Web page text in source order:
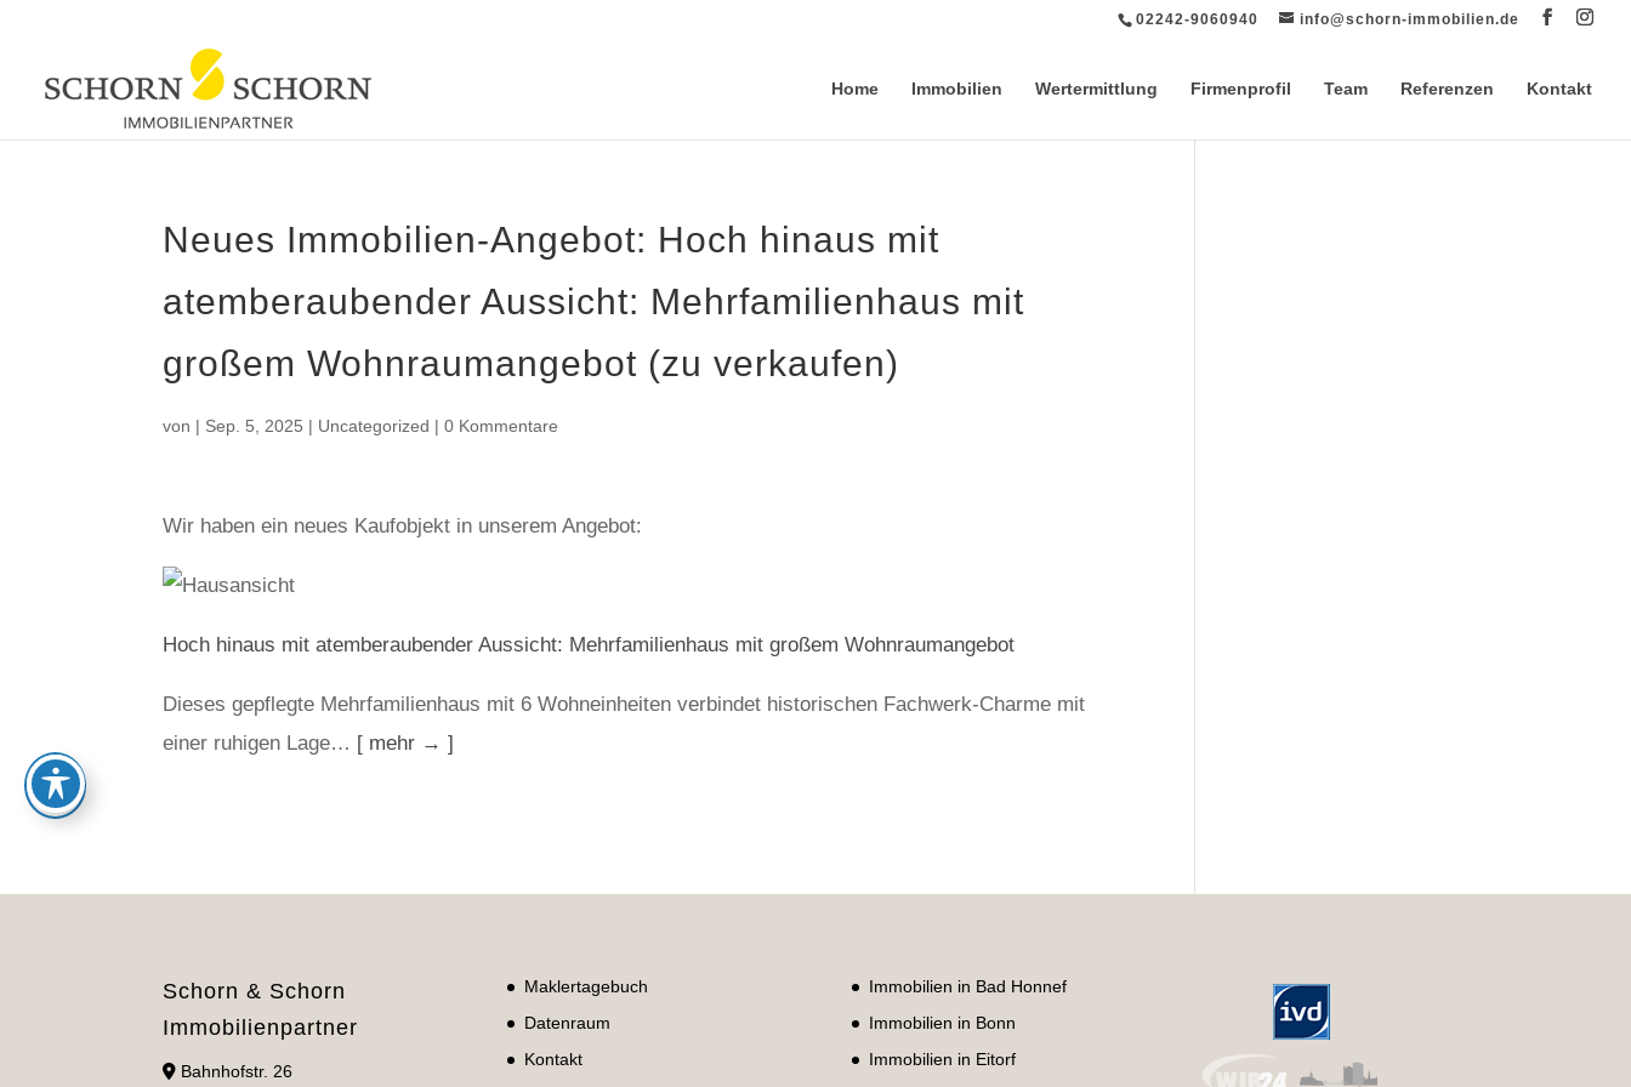
02242-9060940 info@schorn-immobilien.de
Home Immobilien Wertermittlung Firmenprofil Team Referenzen Kontakt
Neues Immobilien-Angebot: Hoch hinaus mit
atemberaubender Aussicht: Mehrfamilienhaus mit
großem Wohnraumangebot (zu verkaufen)
von | Sep. 5, 2025 | Uncategorized |0 Kommentare
Wir haben ein neues Kaufobjekt in unserem Angebot:
Hoch hinaus mit atemberaubender Aussicht: Mehrfamilienhaus mit großem Wohnraumangebot
Dieses gepflegte Mehrfamilienhaus mit 6 Wohneinheiten verbindet historischen Fachwerk-Charme mit
einer ruhigen Lage… [ mehr → ]
Schorn & Schorn
Immobilienpartner
Bahnhofstr. 26
Maklertagebuch
Datenraum
Kontakt
Immobilien in Bad Honnef
Immobilien in Bonn
Immobilien in Eitorf